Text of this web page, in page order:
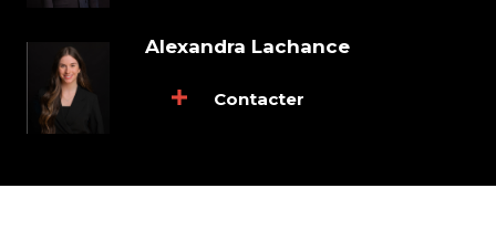
Alexandra Lachance
Contacter